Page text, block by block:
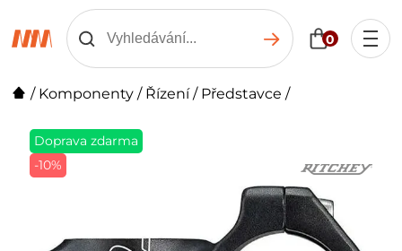
0
/ Komponenty / Řízení/ Představce /
Doprava zdarma
-10%